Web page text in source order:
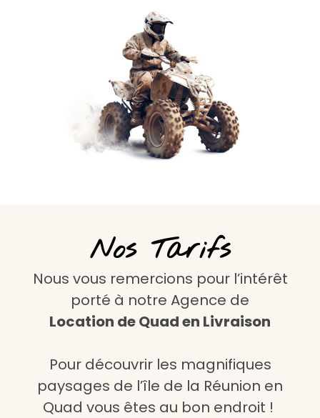
Nos Tarifs
Nous vous remercions pour l’intérêt
porté à notre Agence de
Location de Quad en Livraison
Pour découvrir les magnifiques
paysages de l’île de la Réunion en
Quad vous êtes au bon endroit !